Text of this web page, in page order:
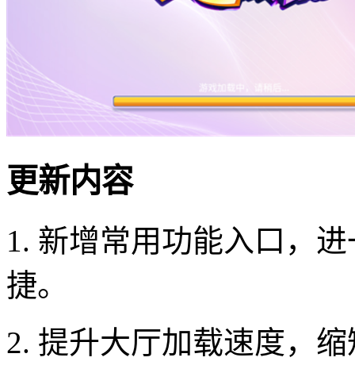
更新内容
1. 新增常用功能入口，
捷。
2. 提升大厅加载速度，